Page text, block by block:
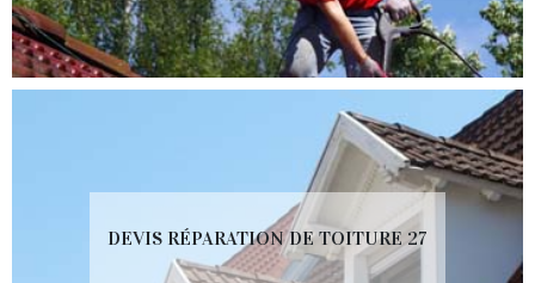
DEVIS RÉPARATION DE TOITURE 27